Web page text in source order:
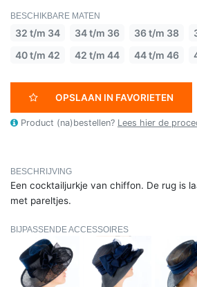
BESCHIKBARE MATEN
32 t/m 34 34 t/m 36 36 t/m 38
40 t/m 42
42 t/m 44 44 t/m 46
OPSLAAN IN FAVORIETEN
Product (na)bestellen? Lees hier de
BESCHRIJVING
Een cocktailjurkje van chiffon. De rug is
met pareltjes.
BIJPASSENDE ACCESSOIRES